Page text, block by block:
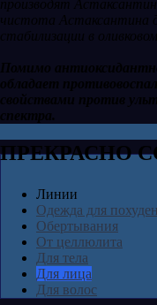
производят
чистота Астаксантина
стабилизации в
Помимо
обладает
свойствами против
спектра.
ПРЕКРАСНО
Линии
Одежда для
Обертывания
От целлюлита
Для тела
Для лица
Для волос